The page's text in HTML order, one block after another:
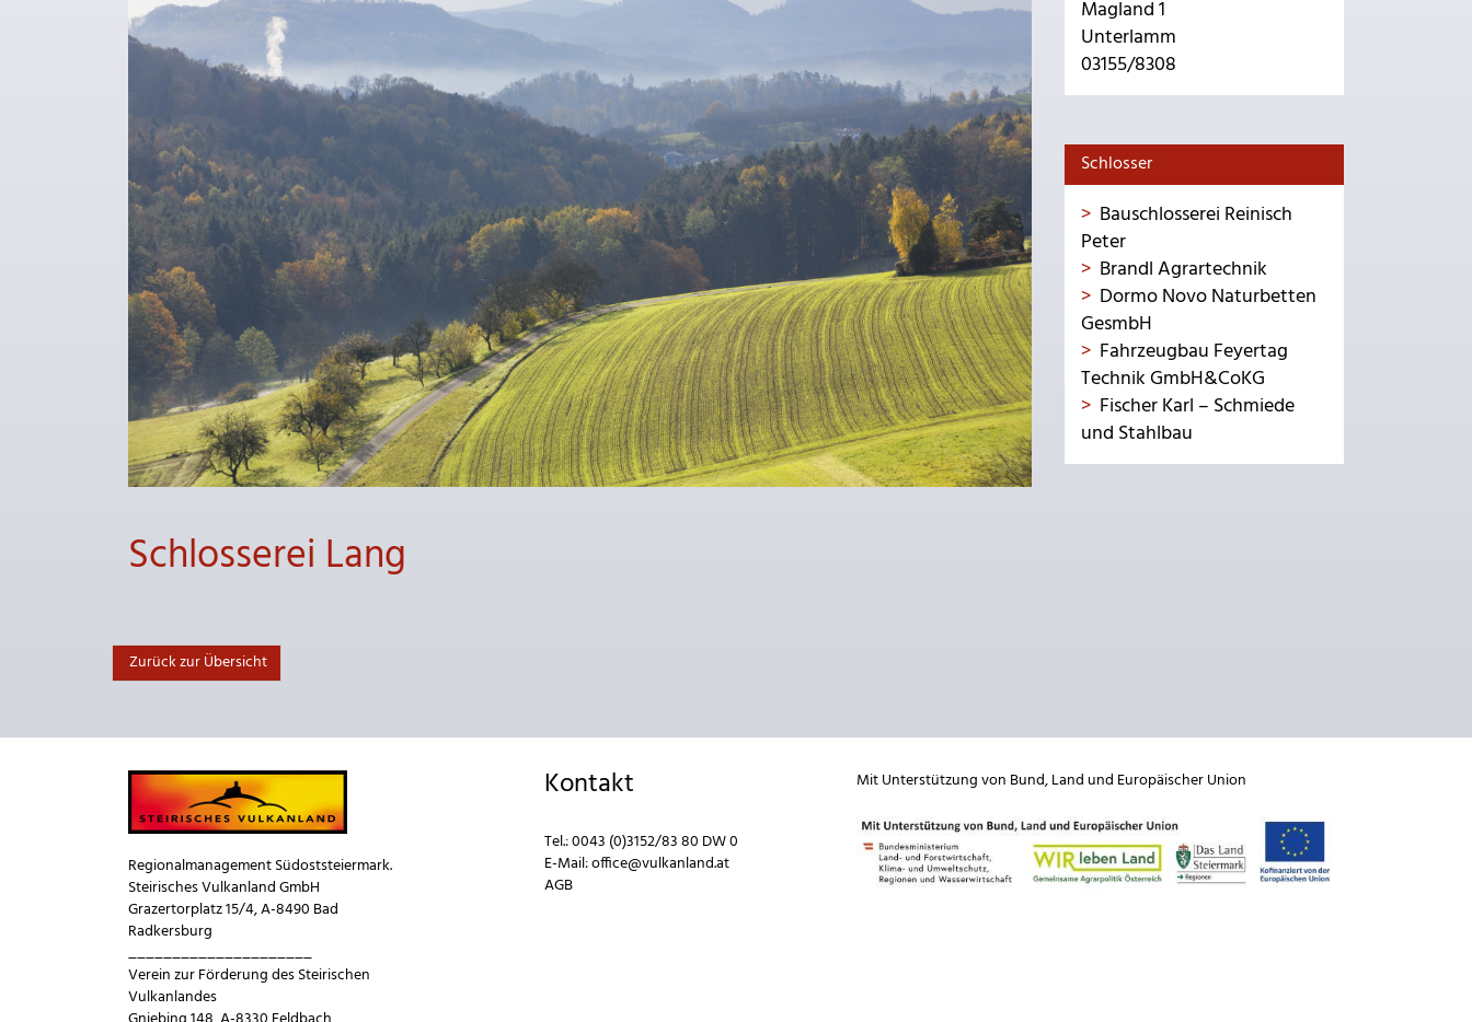
Schlosserei Lang
Zurück zur Übersicht
Magland 1
Unterlamm
03155/8308
Schlosser
Bauschlosserei Reinisch
Peter
Brandl Agrartechnik
Dormo Novo Naturbetten
GesmbH
Fahrzeugbau Feyertag
Technik GmbH&CoKG
Fischer Karl – Schmiede
und Stahlbau
Regionalmanagement Südoststeiermark.
Steirisches Vulkanland GmbH
Grazertorplatz 15/4, A-8490 Bad
Radkersburg
_____________________
Verein zur Förderung des Steirischen
Vulkanlandes
Kontakt
Tel.:0043 (0)3152/83 80 DW 0
E-Mail:office@vulkanland.at
AGB
Mit Unterstützung von Bund,Land und Europäischer Union